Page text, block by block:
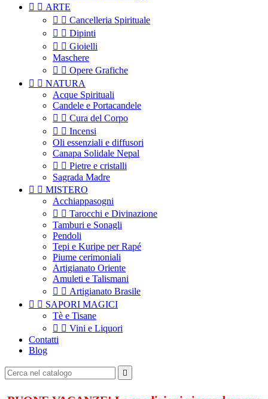
  ARTE
  Cancelleria Spirituale
  Dipinti
  Gioielli
Maschere
  Opere Grafiche
  NATURA
Acque Spirituali
Candele e Portacandele
  Cura del Corpo
  Incensi
Oli essenziali e diffusori
Canapa Solidale Nepal
  Pietre e cristalli
Sagrada Madre
  MISTERO
Acchiappasogni
  Tarocchi e Divinazione
Tamburi e Sonagli
Pendoli
Tepi e Kuripe per Rapé
Piume cerimoniali
Artigianato Oriente
Amuleti e Talismani
  Artigianato Brasile
  SAPORI MAGICI
Tè e Tisane
  Vini e Liquori
Contatti
Blog
